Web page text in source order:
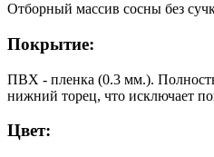
Отборный массив сосны без
Покрытие:
ПВХ - пленка (0.3 мм.).
нижний торец, что исключает
Цвет: